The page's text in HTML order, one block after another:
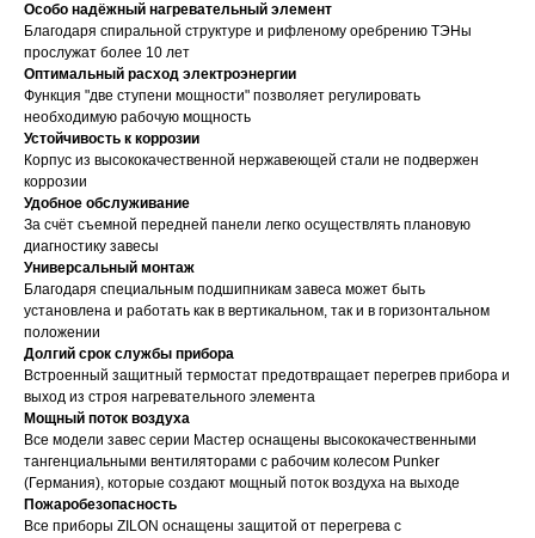
Особо надёжный нагревательный элемент
Благодаря спиральной структуре и рифленому оребрению ТЭНы
прослужат более 10 лет
Оптимальный расход электроэнергии
Функция "две ступени мощности" позволяет регулировать
необходимую рабочую мощность
Устойчивость к коррозии
Корпус из высококачественной нержавеющей стали не подвержен
коррозии
Удобное обслуживание
За счёт съемной передней панели легко осуществлять плановую
диагностику завесы
Универсальный монтаж
Благодаря специальным подшипникам завеса может быть
установлена и работать как в вертикальном, так и в горизонтальном
положении
Долгий срок службы прибора
Встроенный защитный термостат предотвращает перегрев прибора и
выход из строя нагревательного элемента
Мощный поток воздуха
Все модели завес серии Мастер оснащены высококачественными
тангенциальными вентиляторами с рабочим колесом Punker
(Германия), которые создают мощный поток воздуха на выходе
Пожаробезопасность
Все приборы ZILON оснащены защитой от перегрева с